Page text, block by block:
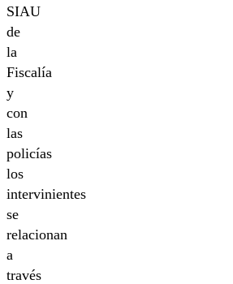
SIAU
de
la
Fiscalía
y
con
las
policías
los
intervinientes
se
relacionan
a
través